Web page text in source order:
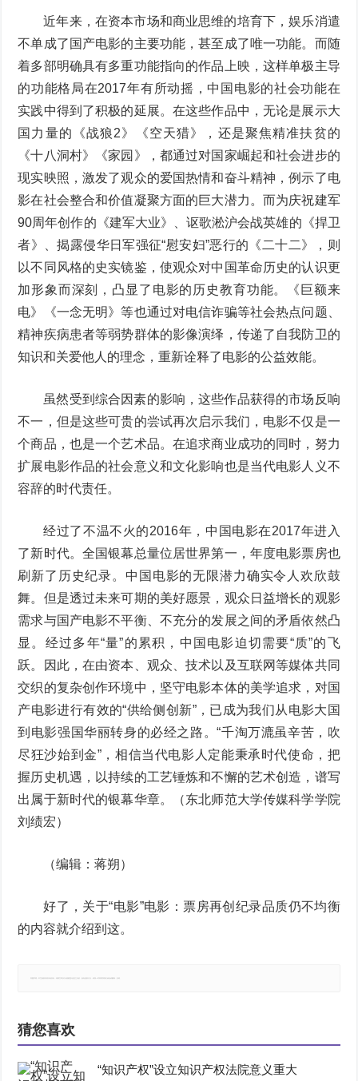
近年来，在资本市场和商业思维的培育下，娱乐消遣
不单成了国产电影的主要功能，甚至成了唯一功能。而随
着多部明确具有多重功能指向的作品上映，这样单极主导
的功能格局在2017年有所动摇，中国电影的社会功能在
实践中得到了积极的延展。在这些作品中，无论是展示大
国力量的《战狼2》《空天猎》，还是聚焦精准扶贫的
《十八洞村》《家园》，都通过对国家崛起和社会进步的
现实映照，激发了观众的爱国热情和奋斗精神，例示了电
影在社会整合和价值凝聚方面的巨大潜力。而为庆祝建军
90周年创作的《建军大业》、讴歌淞沪会战英雄的《捍卫
者》、揭露侵华日军强征“慰安妇”恶行的《二十二》，则
以不同风格的史实镜鉴，使观众对中国革命历史的认识更
加形象而深刻，凸显了电影的历史教育功能。《巨额来
电》《一念无明》等也通过对电信诈骗等社会热点问题、
精神疾病患者等弱势群体的影像演绎，传递了自我防卫的
知识和关爱他人的理念，重新诠释了电影的公益效能。
虽然受到综合因素的影响，这些作品获得的市场反响
不一，但是这些可贵的尝试再次启示我们，电影不仅是一
个商品，也是一个艺术品。在追求商业成功的同时，努力
扩展电影作品的社会意义和文化影响也是当代电影人义不
容辞的时代责任。
经过了不温不火的2016年，中国电影在2017年进入
了新时代。全国银幕总量位居世界第一，年度电影票房也
刷新了历史纪录。中国电影的无限潜力确实令人欢欣鼓
舞。但是透过未来可期的美好愿景，观众日益增长的观影
需求与国产电影不平衡、不充分的发展之间的矛盾依然凸
显。经过多年“量”的累积，中国电影迫切需要“质”的飞
跃。因此，在由资本、观众、技术以及互联网等媒体共同
交织的复杂创作环境中，坚守电影本体的美学追求，对国
产电影进行有效的“供给侧创新”，已成为我们从电影大国
到电影强国华丽转身的必经之路。“千淘万漉虽辛苦，吹
尽狂沙始到金”，相信当代电影人定能秉承时代使命，把
握历史机遇，以持续的工艺锤炼和不懈的艺术创造，谱写
出属于新时代的银幕华章。（东北师范大学传媒科学学院
刘绩宏）
（编辑：蒋朔）
好了，关于“电影”电影：票房再创纪录品质仍不均衡
的内容就介绍到这。
猜您喜欢
“知识产权”设立知识产权法院意义重大